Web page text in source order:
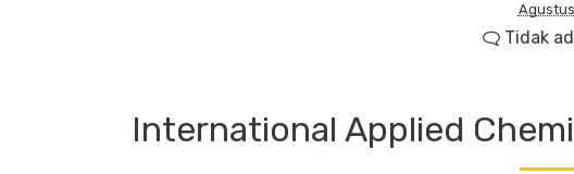
Tidak
International Applied